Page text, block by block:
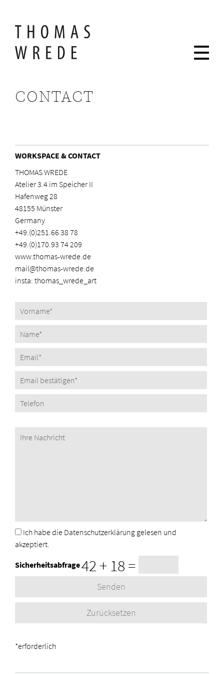
CONTACT
WORKSPACE & CONTACT
THOMAS WREDE
Atelier 3.4 im Speicher II
Hafenweg 28
48155 Münster
Germany
+49.(0)251.66 38 78
+49.(0)170.93 74 209
www.thomas-wrede.de
mail@thomas-wrede.de
insta: thomas_wrede_art
Ich habe dieDatenschutzerklärunggelesen und
akzeptiert.
Sicherheitsabfrage
*erforderlich